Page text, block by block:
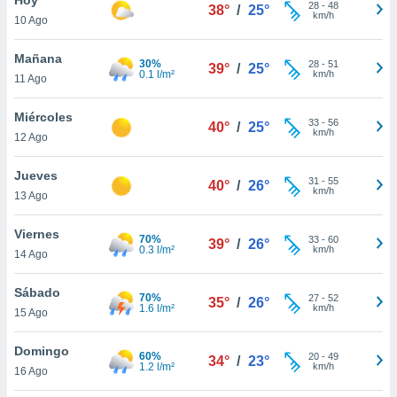
en
más
nuestra
de
cookies
aceptar
10 Ago
38° / 25° 28- 48
km/h
Mañana
11 Ago
30%
0.1 l/m²
39° / 25° 28- 51
km/h
Miércoles
12 Ago
40° / 25° 33- 56
km/h
Jueves
13 Ago
40° / 26° 31 - 55
km/h
Viernes
14 Ago
70%
0.3 l/m²
39° / 26° 33- 60
km/h
Sábado
15 Ago
70%
1.6 l/m²
35° / 26° 27- 52
km/h
Domingo
16 Ago
60%
1.2 l/m²
34° / 23° 20- 49
km/h